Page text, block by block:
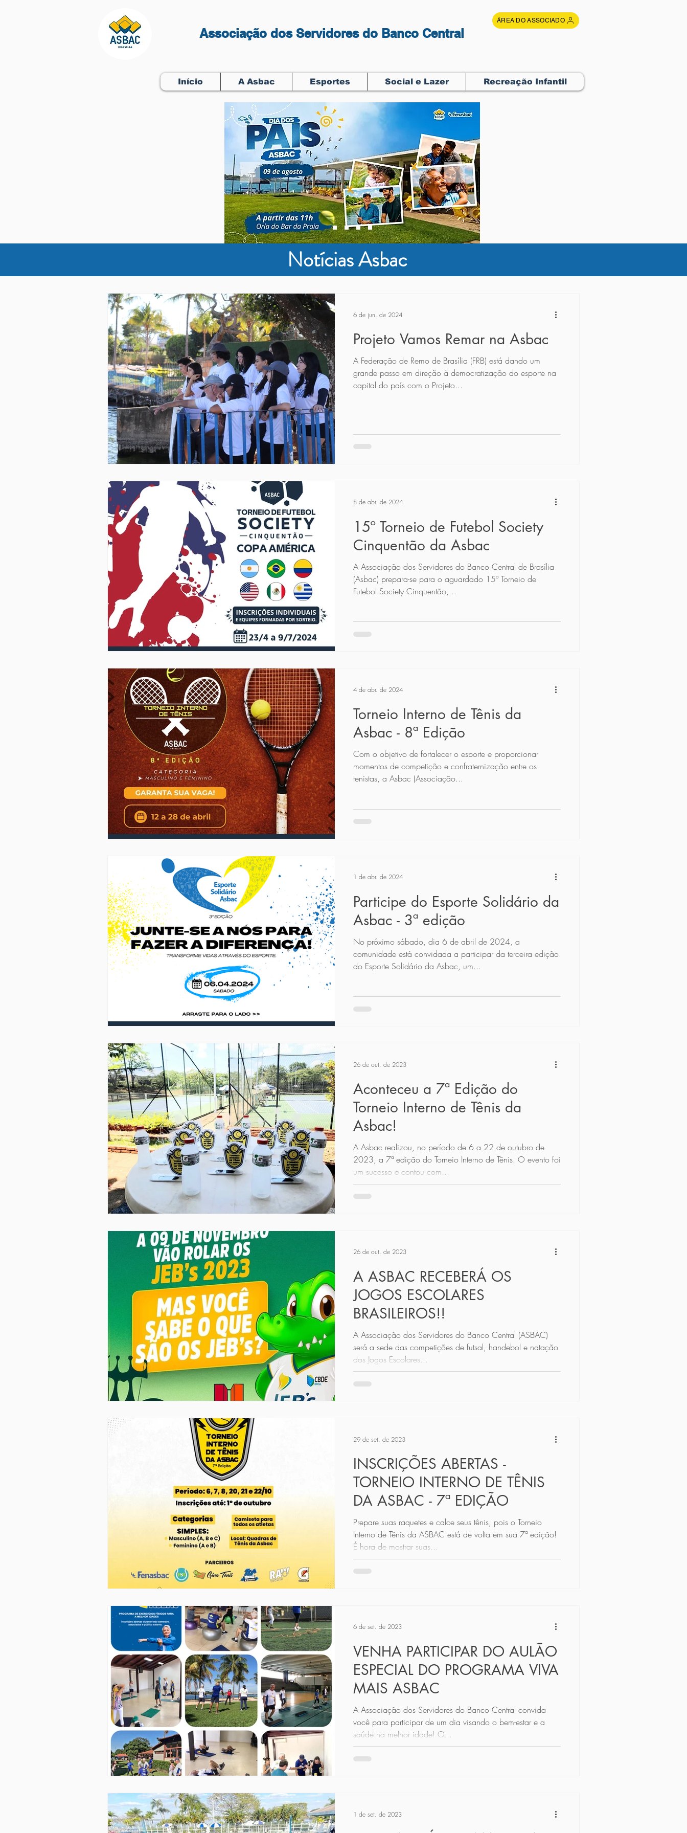
Associação dos Servidores do Banco Central
ÁREA DO ASSOCIADO
Início A Asbac Esportes Social e Lazer Recreação Infantil
Notícias Asbac
Projeto Vamos Remar na Asbac
A Federação de Remo de Brasília (FRB) está dando um
grande passo em direção à democratização do esporte na
capital do país com o Projeto...
6 de jun. de 2024
15º Torneio de Futebol Society
Cinquentão da Asbac
A Associação dos Servidores do Banco Central de Brasília
(Asbac) prepara-se para o aguardado 15º Torneio de
Futebol Society Cinquentão,...
8 de abr. de 2024
Torneio Interno de Tênis da
Asbac - 8ª Edição
Com o objetivo de fortalecer o esporte e proporcionar
momentos de competição e confraternização entre os
tenistas, a Asbac (Associação...
4 de abr. de 2024
Participe do Esporte Solidário da
Asbac - 3ª edição
No próximo sábado, dia 6 de abril de 2024, a
comunidade está convidada a participar da terceira edição
do Esporte Solidário da Asbac, um...
1 de abr. de 2024
Aconteceu a 7ª Edição do
Torneio Interno de Tênis da
Asbac!
A Asbac realizou, no período de 6 a 22 de outubro de
2023, a 7ª edição do Torneio Interno de Tênis. O evento foi
um sucesso e contou com...
26 de out. de 2023
A ASBAC RECEBERÁ OS
JOGOS ESCOLARES
BRASILEIROS!!
A Associação dos Servidores do Banco Central (ASBAC)
será a sede das competições de futsal, handebol e natação
dos Jogos Escolares...
26 de out. de 2023
INSCRIÇÕES ABERTAS -
TORNEIO INTERNO DE TÊNIS
DA ASBAC - 7ª EDIÇÃO
Prepare suas raquetes e calce seus tênis, pois o Torneio
Interno de Tênis da ASBAC está de volta em sua 7ª edição!
É hora de mostrar suas...
29 de set. de 2023
VENHA PARTICIPAR DO AULÃO
ESPECIAL DO PROGRAMA VIVA
MAIS ASBAC
A Associação dos Servidores do Banco Central convida
você para participar de um dia visando o bem-estar e a
saúde na melhor idade! O...
6 de set. de 2023
1 de set. de 2023